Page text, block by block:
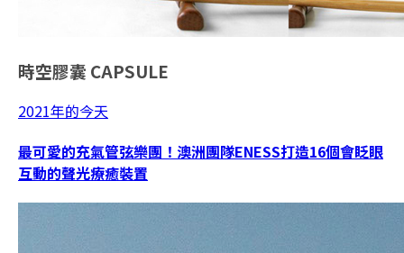
時空膠囊 CAPSULE
2021年的今天
最可愛的充氣管弦樂團！澳洲團隊ENESS打造16個會眨眼
互動的聲光療癒裝置